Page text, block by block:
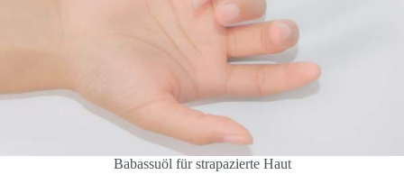
Babassuöl für strapazierte Haut